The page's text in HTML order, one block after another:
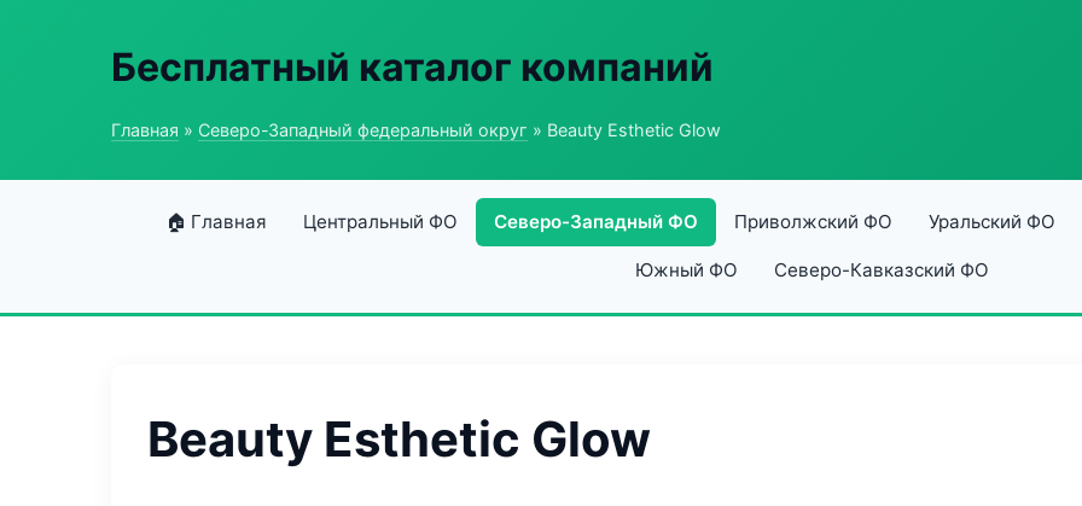
Бесплатный каталог компаний
Главная » Северо-Западный федеральный округ » Beauty Esthetic Glow
🏠 Главная Центральный ФО Северо-Западный ФО Приволжский ФО Уральский ФО
Южный ФО Северо-Кавказский ФО
Beauty Esthetic Glow